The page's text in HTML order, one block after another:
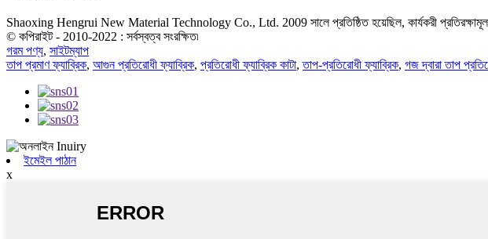
Shaoxing Hengrui New Material Technology Co., Ltd. 2009 সালে প্রতিষ্ঠিত হয়েছিল, কার্যকরী
© কপিরাইট - 2010-2022 : সর্বস্বত্ব সংরক্ষিত৷
গরম পণ্য, সাইটম্যাপ
তাপ প্রমাণ ফ্যাব্রিক, আগুন প্রতিরোধী ফ্যাব্রিক, প্রতিরোধী ফ্যাব্রিক কাটা,তাপ-প্রতিরোধী ফ্যাব্রিক, গজ দ্বারা তাপ
ইমেইল পাঠান
x